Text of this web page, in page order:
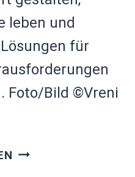
leben und
für
Foto/Bild ©Vreni
AUSGEZEICHNET